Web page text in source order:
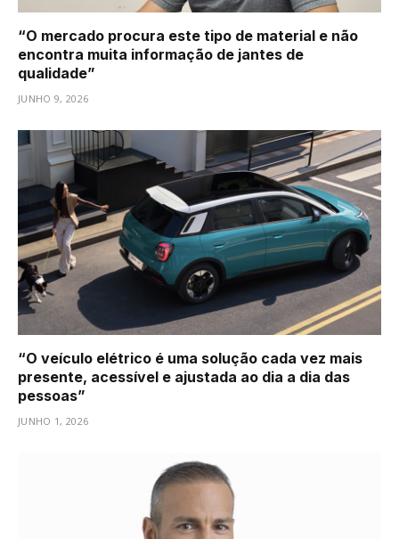
“O mercado procura este tipo de material e não
encontra muita informação de jantes de
qualidade”
JUNHO 9, 2026
“O veículo elétrico é uma solução cada vez mais
presente, acessível e ajustada ao dia a dia das
pessoas”
JUNHO 1, 2026